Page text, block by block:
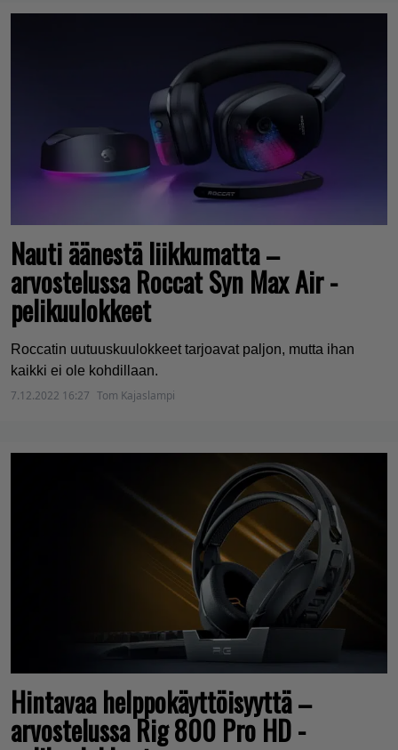
Nauti äänestä liikkumatta –
arvostelussa Roccat Syn Max Air -
pelikuulokkeet
Roccatin uutuuskuulokkeet tarjoavat paljon, mutta ihan
kaikki ei ole kohdillaan.
7.12.2022 16:27 Tom Kajaslampi
Hintavaa helppokäyttöisyyttä –
arvostelussa Rig 800 Pro HD -